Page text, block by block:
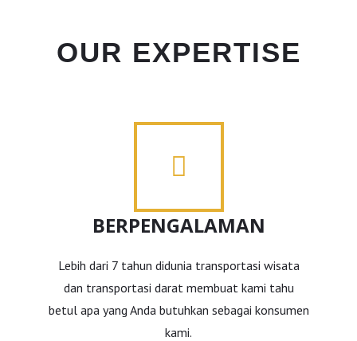
OUR EXPERTISE
BERPENGALAMAN
Lebih dari 7 tahun didunia transportasi wisata
dan transportasi darat membuat kami tahu
betul apa yang Anda butuhkan sebagai konsumen
kami.